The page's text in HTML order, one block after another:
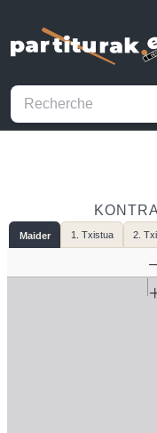
Maider 1. Txistua 2.